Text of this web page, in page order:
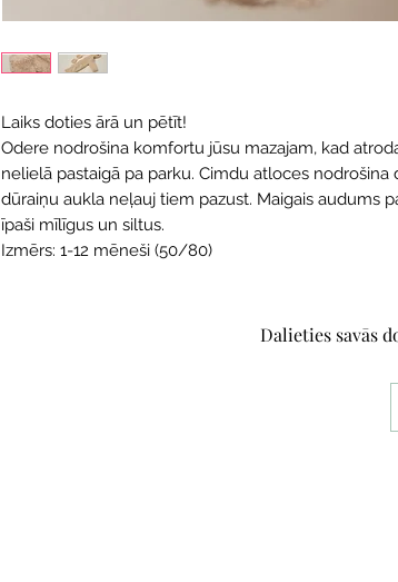
Laiks doties ārā un pētīt!
Odere nodrošina komfortu jūsu mazajam, kad
nelielā pastaigā pa parku. Cimdu atloces nodrošina
dūraiņu aukla neļauj tiem pazust. Maigais audums
īpaši mīlīgus un siltus.
Izmērs: 1-12 mēneši (50/80)
Dalieties savās